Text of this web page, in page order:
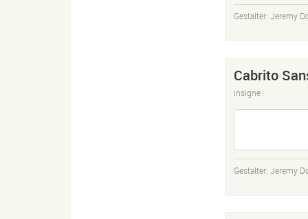
Gestalter: Jeremy
Cabrito
insigne
Gestalter: Jeremy